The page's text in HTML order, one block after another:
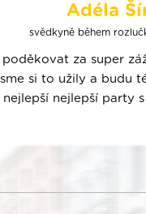
Adéla
svědkyně během
poděkovat za super
si to užily a budu
nejlepší party